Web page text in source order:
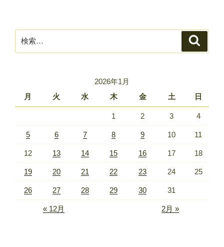
索:
2026年1月
月
火 水 木 金 土 日
1 2 3 4
5 6 7 8 9 10 11
12 13 14 15 16 17 18
19 20 21 22 23 24 25
26 27 28 29 30 31
« 12月 2月 »